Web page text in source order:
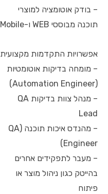
– בודק אוטומציה למוצרי
תוכנה מבוססי WEB ו-Mobile
אפשרויות התקדמות מקצועית
– מומחה בדיקות אוטומטיות
(Automation Engineer)
– מנהל צוות בדיקות QA
Lead
– מהנדס איכות תוכנה (QA
Engineer)
– מעבר לתפקידים אחרים
בהייטק כגון ניהול מוצר או
פיתוח